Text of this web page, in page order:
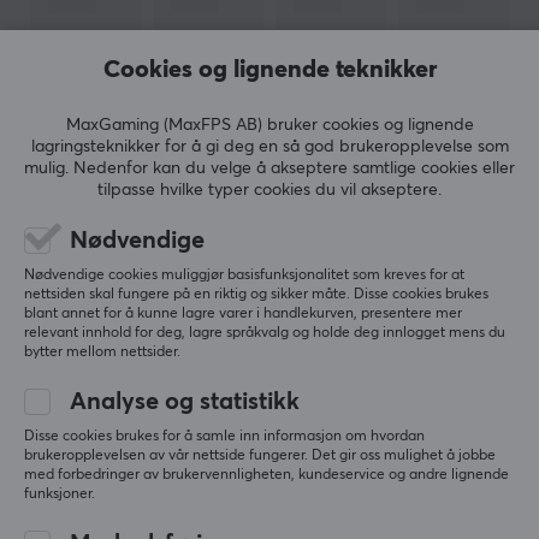
SPESIFIKASJONER
EGENSKAPER
Farge
VIS MER
ANMELDELSER (0) SPØRSMÅL OG SVAR (0)
0.0
5
0%
3
0%
SKRIV ANMELDELSE
Cookies og lignende teknikker
MaxGaming (MaxFPS AB) bruker cookies og lignende
lagringsteknikker for å gi deg en så god brukeropplevelse som
mulig. Nedenfor kan du velge å akseptere samtlige cookies eller
tilpasse hvilke typer cookies du vil akseptere.
Nødvendige
Nødvendige cookies muliggjør basisfunksjonalitet som kreves for at
nettsiden skal fungere på en riktig og sikker måte. Disse cookies brukes
blant annet for å kunne lagre varer i handlekurven, presentere mer
relevant innhold for deg, lagre språkvalg og holde deg innlogget mens du
bytter mellom nettsider.
Analyse og statistikk
Disse cookies brukes for å samle inn informasjon om hvordan
brukeropplevelsen av vår nettside fungerer. Det gir oss mulighet å jobbe
med forbedringer av brukervennligheten, kundeservice og andre lignende
funksjoner.